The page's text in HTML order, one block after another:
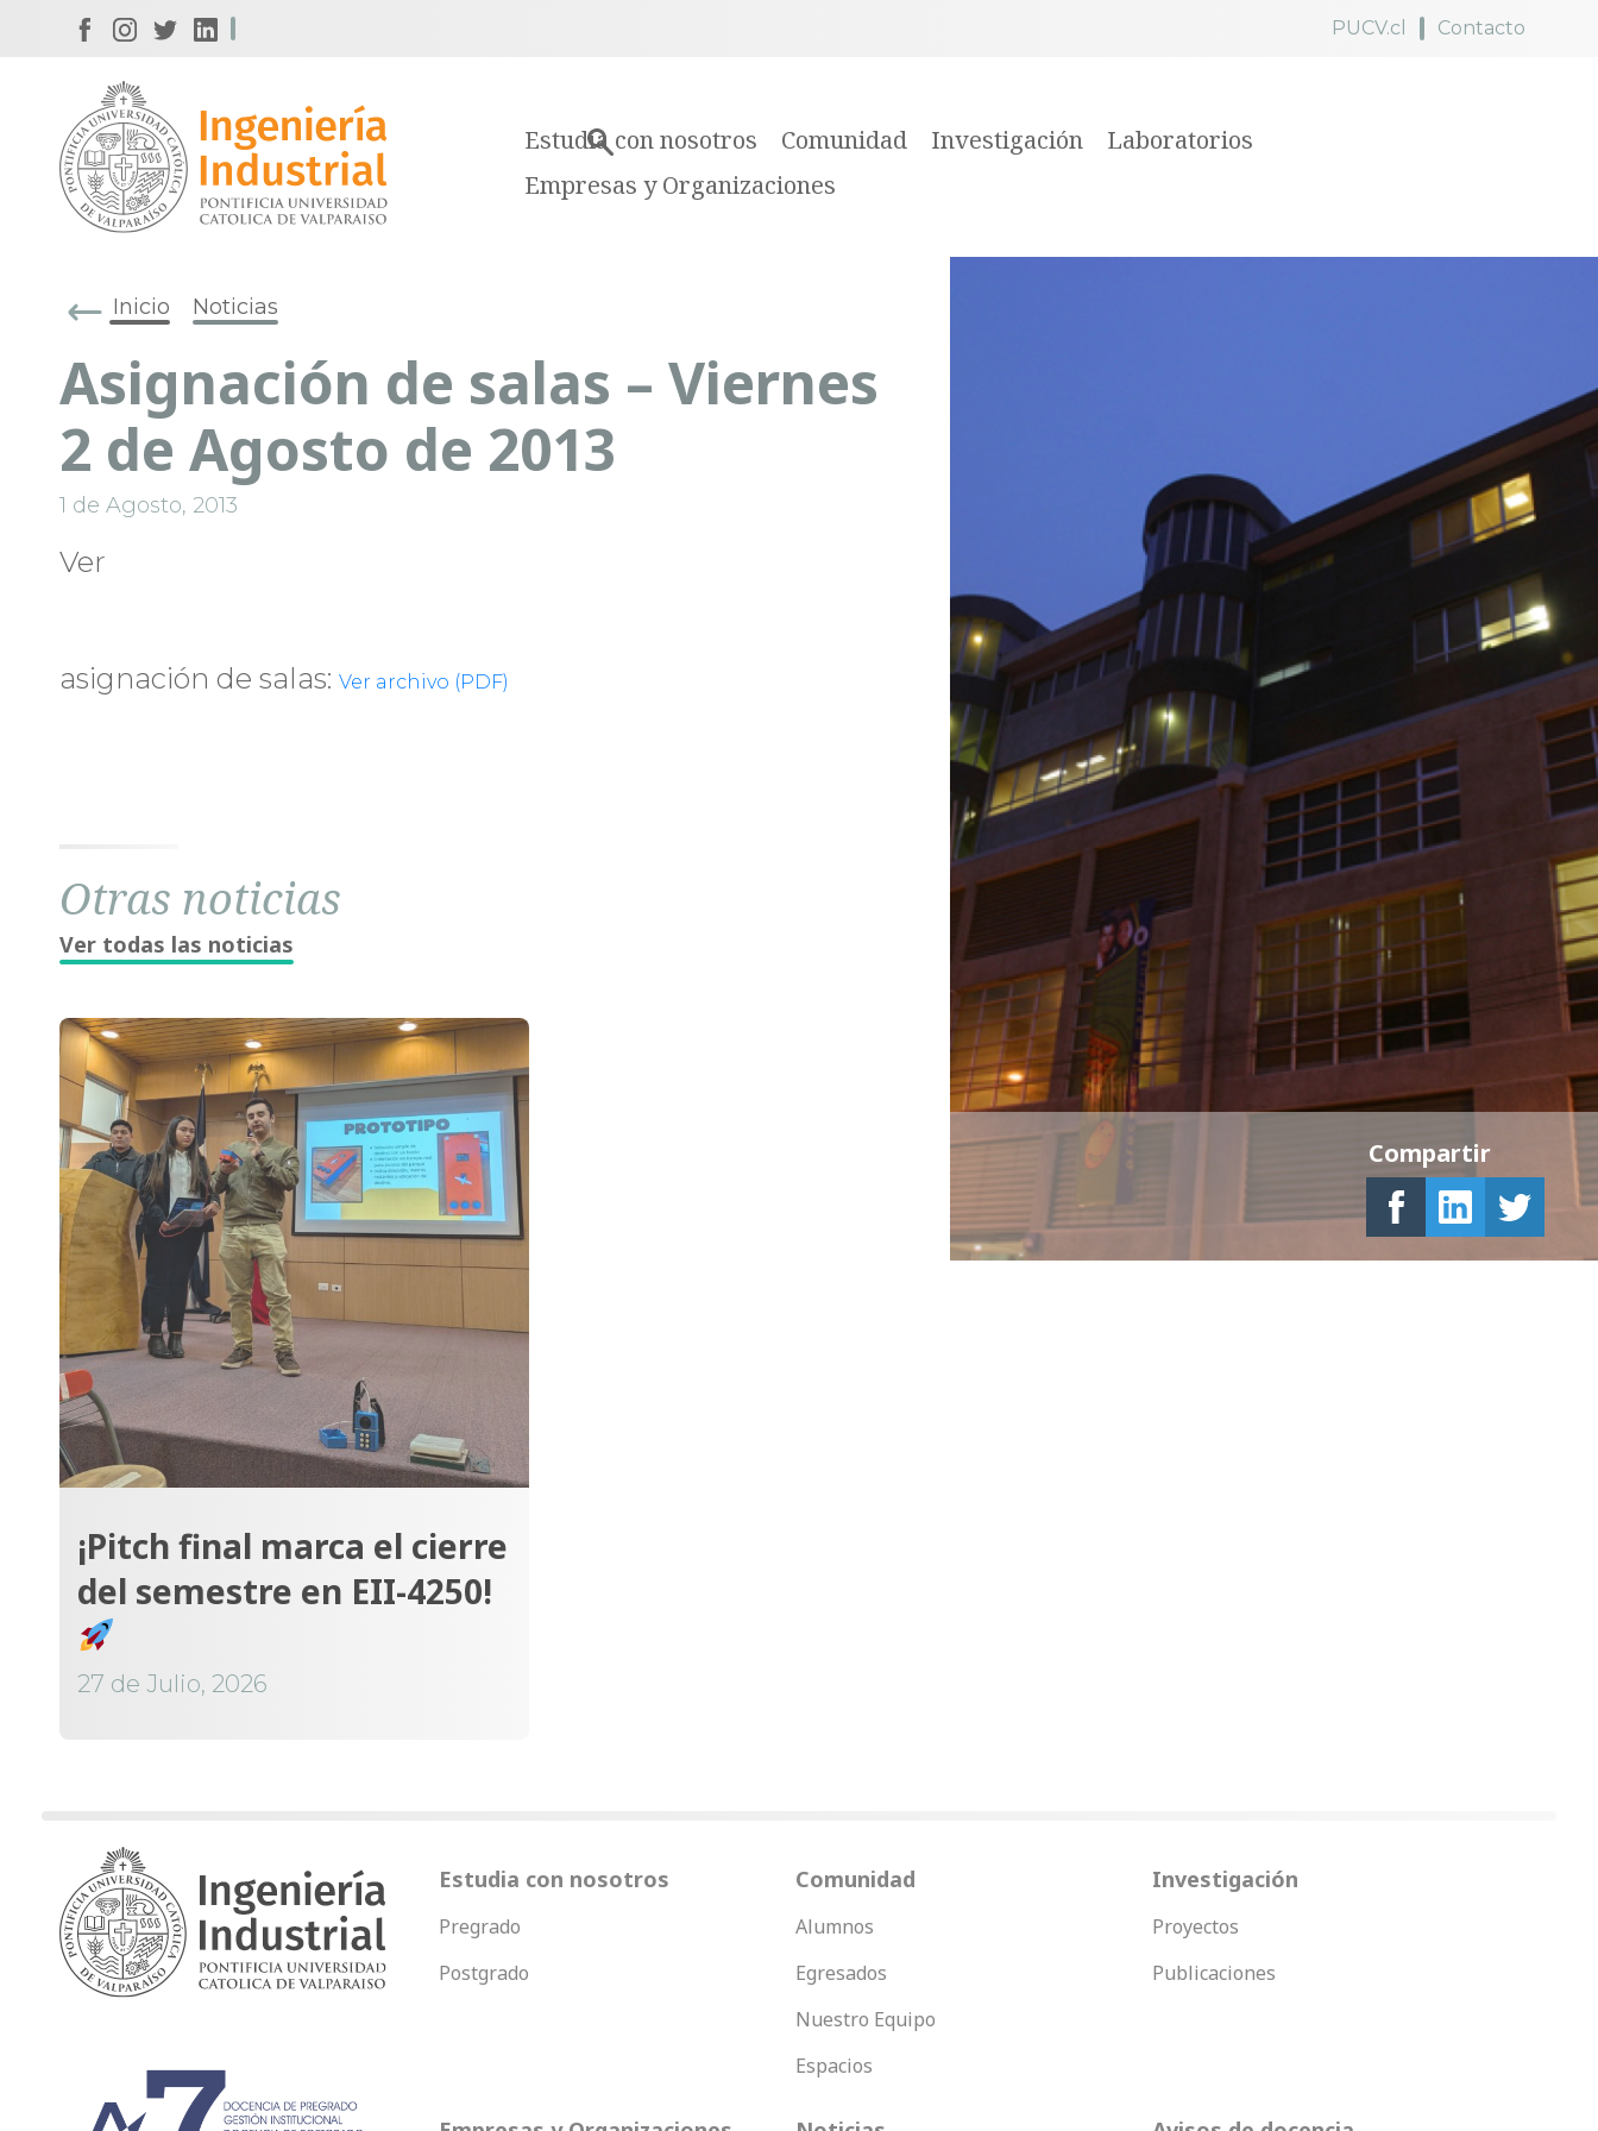
PUCV.cl Contacto
Estudia con nosotros Comunidad Investigación
Laboratorios
Empresas y Organizaciones
Inicio Noticias
Asignación de salas – Viernes
2 de Agosto de 2013
1 de Agosto, 2013
Ver
asignación de salas: Ver archivo (PDF)
Compartir
Otras noticias
Ver todas las noticias
¡Pitch final marca el cierre
del semestre en EII-4250!
27 de Julio, 2026
Estudia con nosotros
Pregrado
Postgrado
Comunidad
Alumnos
Egresados
Nuestro Equipo
Espacios
Investigación
Proyectos
Publicaciones